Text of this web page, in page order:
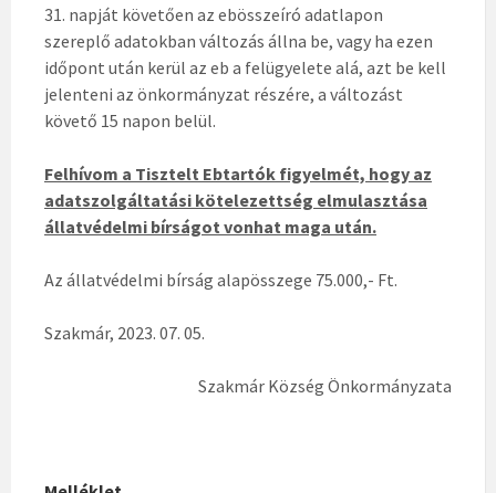
31. napját követően az ebösszeíró adatlapon
szereplő adatokban változás állna be, vagy ha ezen
időpont után kerül az eb a felügyelete alá, azt be kell
jelenteni az önkormányzat részére, a változást
követő 15 napon belül.
Felhívom a Tisztelt Ebtartók figyelmét, hogy az
adatszolgáltatási kötelezettség elmulasztása
állatvédelmi bírságot vonhat maga után.
Az állatvédelmi bírság alapösszege 75.000,- Ft.
Szakmár, 2023. 07. 05.
Szakmár Község Önkormányzata